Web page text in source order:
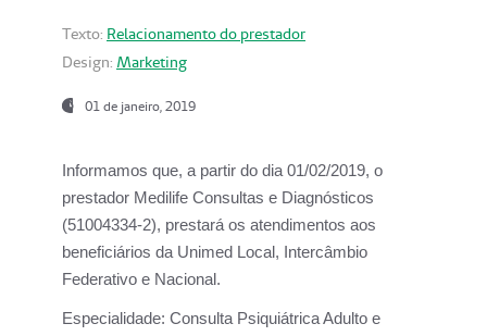
Texto: Relacionamento do prestador
Design: Marketing
01 de janeiro, 2019
Informamos que, a partir do dia 01/02/2019, o
prestador Medilife Consultas e Diagnósticos
(51004334-2), prestará os atendimentos aos
beneficiários da Unimed Local, Intercâmbio
Federativo e Nacional.
Especialidade: Consulta Psiquiátrica Adulto e